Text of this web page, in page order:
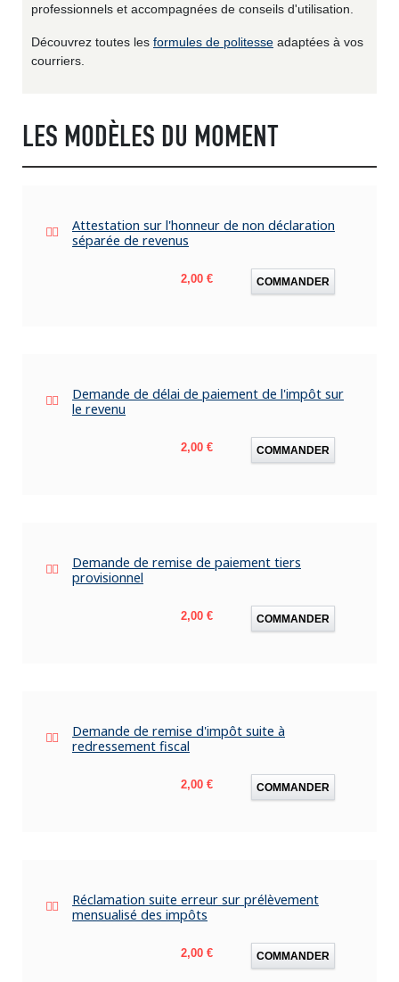
professionnels et accompagnées de conseils d'utilisation.
Découvrez toutes les formules de politesse adaptées à vos
courriers.
LES MODÈLES DU MOMENT
Attestation sur l'honneur de non déclaration
séparée de revenus
Prix
2,00 € COMMANDER
Demande de délai de paiement de l'impôt sur
le revenu
Prix
2,00 € COMMANDER
Demande de remise de paiement tiers
provisionnel
Prix
2,00 € COMMANDER
Demande de remise d'impôt suite à
redressement fiscal
Prix
2,00 € COMMANDER
Réclamation suite erreur sur prélèvement
mensualisé des impôts
Prix
2,00 € COMMANDER